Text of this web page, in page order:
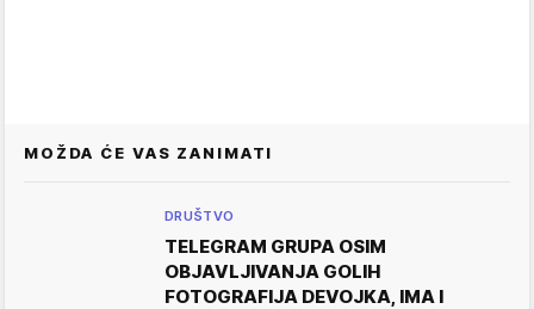
MOŽDA ĆE VAS ZANIMATI
DRUŠTVO
TELEGRAM GRUPA OSIM
OBJAVLJIVANJA GOLIH
FOTOGRAFIJA DEVOJKA, IMA I